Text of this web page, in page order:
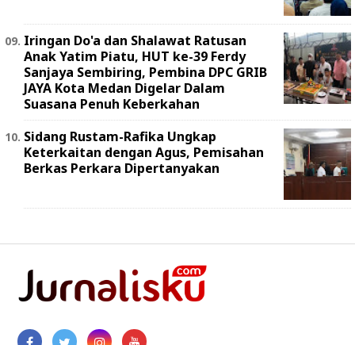
Iringan Do'a dan Shalawat Ratusan
Anak Yatim Piatu, HUT ke-39 Ferdy
Sanjaya Sembiring, Pembina DPC GRIB
JAYA Kota Medan Digelar Dalam
Suasana Penuh Keberkahan
Sidang Rustam-Rafika Ungkap
Keterkaitan dengan Agus, Pemisahan
Berkas Perkara Dipertanyakan